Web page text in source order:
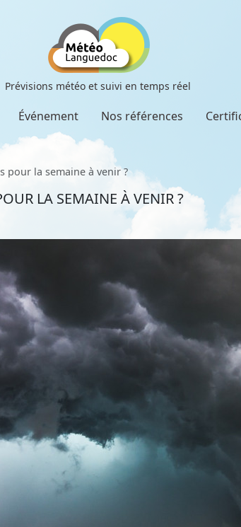
Prévisions météo et suivi en temps réel
Événement Nos références
pour la semaine à venir ?
LA SEMAINE À VENIR ?